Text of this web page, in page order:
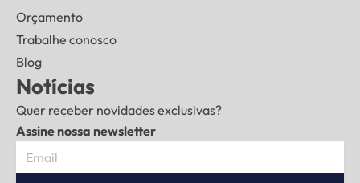
Orçamento
Trabalhe conosco
Blog
Notícias
Quer receber novidades exclusivas?
Assine nossa newsletter
Enviar